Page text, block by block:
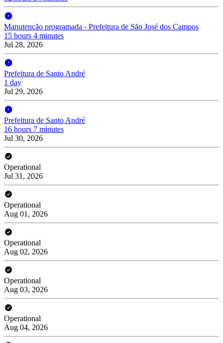
Manutenção programada - Prefeitura de São José dos Campos
15 hours 4 minutes
Jul 28, 2026
Prefeitura de Santo André
1 day
Jul 29, 2026
Prefeitura de Santo André
16 hours 7 minutes
Jul 30, 2026
Operational
Jul 31, 2026
Operational
Aug 01, 2026
Operational
Aug 02, 2026
Operational
Aug 03, 2026
Operational
Aug 04, 2026